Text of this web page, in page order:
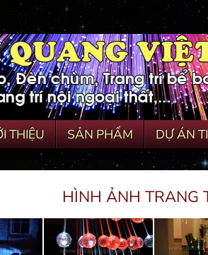
THIỆU SẢN PHẨM DỰ ÁN
HÌNH ẢNH TRANG